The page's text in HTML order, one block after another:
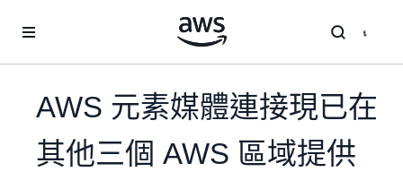
AWS 元素媒體連接現已在
其他三個 AWS 區域提供